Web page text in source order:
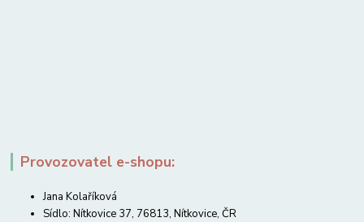
Provozovatel e-shopu:
Jana Kolaříková
Sídlo: Nítkovice 37, 76813, Nítkovice, ČR